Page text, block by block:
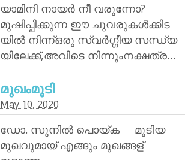
യാമിനി നായര്‍ നീ വരുന്നോ?
മുഷിപ്പിക്കുന്ന ഈ ചുവരുകൾക്കിട
യിൽ നിന്ന്ഒരു സ്വർഗ്ഗീയ സന്ധ്യ
യിലേക്ക്,അവിടെ നിന്നുംനക്ഷത്ര…
മുഖംമൂടി
May 10, 2020
ഡോ. സുനിൽ പൊയ്‌ക മൂടിയ
മുഖവുമായ് എങ്ങും മുഖങ്ങള്